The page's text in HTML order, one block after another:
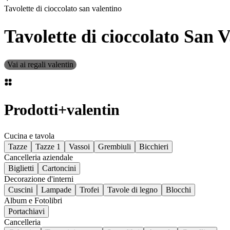
Tavolette di cioccolato san valentino
Tavolette di cioccolato San
Vai ai regali valentin
Prodotti+valentin
Cucina e tavola
Tazze
Tazze 1 Vassoi Grembiuli
Bicchieri
Cancelleria aziendale
Biglietti
Cartoncini
Decorazione d'interni
Cuscini
Lampade Trofei Tavole di legno
Blocchi
Album e Fotolibri
Portachiavi
Cancelleria